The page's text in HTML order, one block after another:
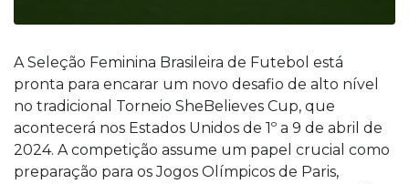
A Seleção Feminina Brasileira de Futebol está
pronta para encarar um novo desafio de alto nível
no tradicional Torneio SheBelieves Cup, que
acontecerá nos Estados Unidos de 1º a 9 de abril de
2024. A competição assume um papel crucial como
preparação para os Jogos Olímpicos de Paris,